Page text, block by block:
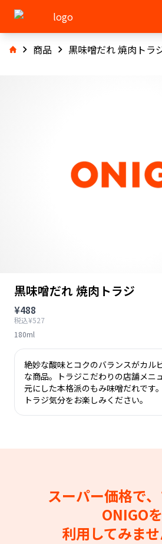
商品 黒味噌だれ 焼肉トラ
黒味噌だれ 焼肉トラジ
¥488
税込¥527
180ml
絶妙な酸味とコクのバランスがカル
な商品。トラジこだわりの店舗メニ
元にした本格派のもみ味噌だれです
トラジ気分をお楽しみください。
スーパー価格で
ONIGOを
利用してみま